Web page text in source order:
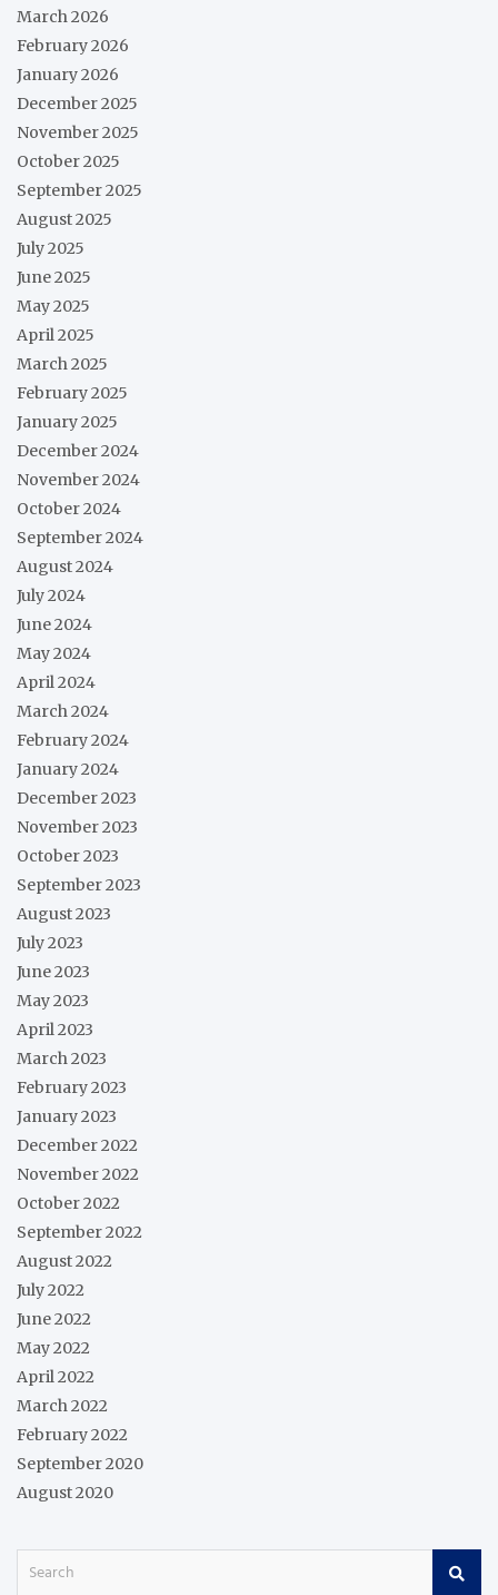
March 2026
February 2026
January 2026
December 2025
November 2025
October 2025
September 2025
August 2025
July 2025
June 2025
May 2025
April 2025
March 2025
February 2025
January 2025
December 2024
November 2024
October 2024
September 2024
August 2024
July 2024
June 2024
May 2024
April 2024
March 2024
February 2024
January 2024
December 2023
November 2023
October 2023
September 2023
August 2023
July 2023
June 2023
May 2023
April 2023
March 2023
February 2023
January 2023
December 2022
November 2022
October 2022
September 2022
August 2022
July 2022
June 2022
May 2022
April 2022
March 2022
February 2022
September 2020
August 2020